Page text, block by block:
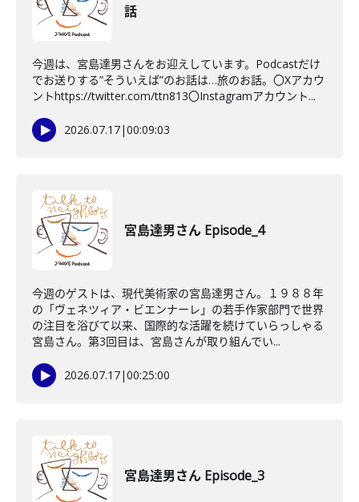
話
今週は、宮島達男さんをお迎えしています。Podcastだけ
でお送りする”そういえば”のお話は…旅のお話。〇Xアカウ
ントhttps://twitter.com/ttn813〇Instagramアカウント...
2026.07.17|00:09:03
宮島達男さん Episode_4
今週のゲストは、現代美術家の宮島達男さん。１９８８年
の「ヴェネツィア・ビエンナーレ」の若手作家部門で世界
の注目を浴びて以来、国際的な活躍を続けていらっしゃる
宮島さん。第3回目は、宮島さんが取り組んでい...
2026.07.17|00:25:00
宮島達男さん Episode_3